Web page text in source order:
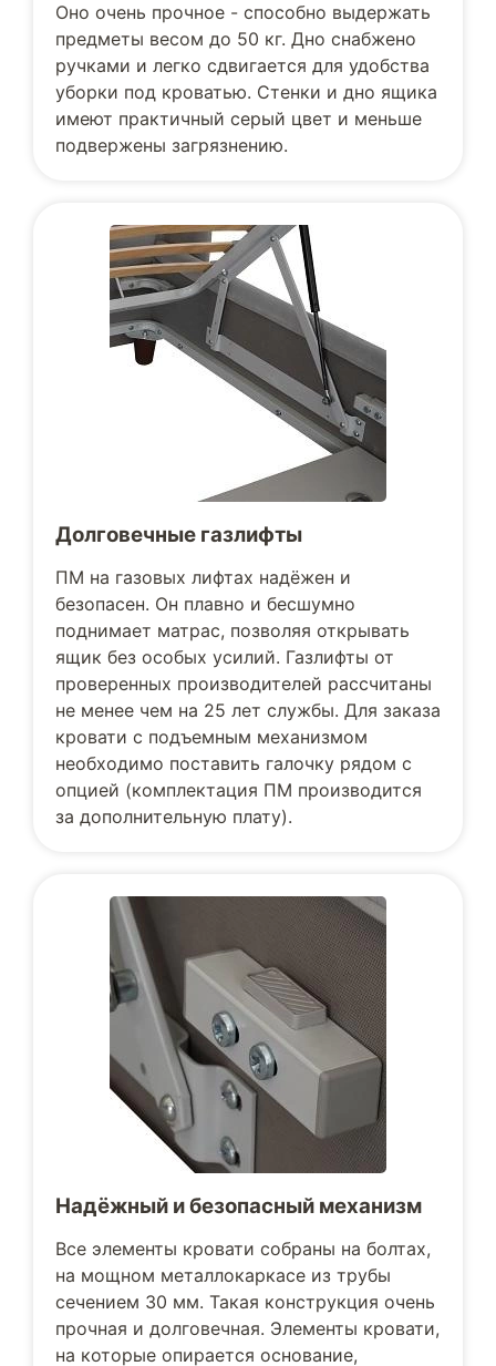
Оно очень прочное - способно выдержать
предметы весом до 50 кг. Дно снабжено
ручками и легко сдвигается для удобства
уборки под кроватью. Стенки и дно ящика
имеют практичный серый цвет и меньше
подвержены загрязнению.
Долговечные газлифты
ПМ на газовых лифтах надёжен и
безопасен. Он плавно и бесшумно
поднимает матрас, позволяя открывать
ящик без особых усилий. Газлифты от
проверенных производителей рассчитаны
не менее чем на 25 лет службы. Для заказа
кровати с подъемным механизмом
необходимо поставить галочку рядом с
опцией (комплектация ПМ производится
за дополнительную плату).
Надёжный и безопасный механизм
Все элементы кровати собраны на болтах,
на мощном металлокаркасе из трубы
сечением 30 мм. Такая конструкция очень
прочная и долговечная. Элементы кровати,
на которые опирается основание,